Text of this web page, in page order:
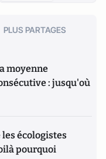
PLUS PARTAGES
moyenne
: jusqu'où
les écologistes
pourquoi